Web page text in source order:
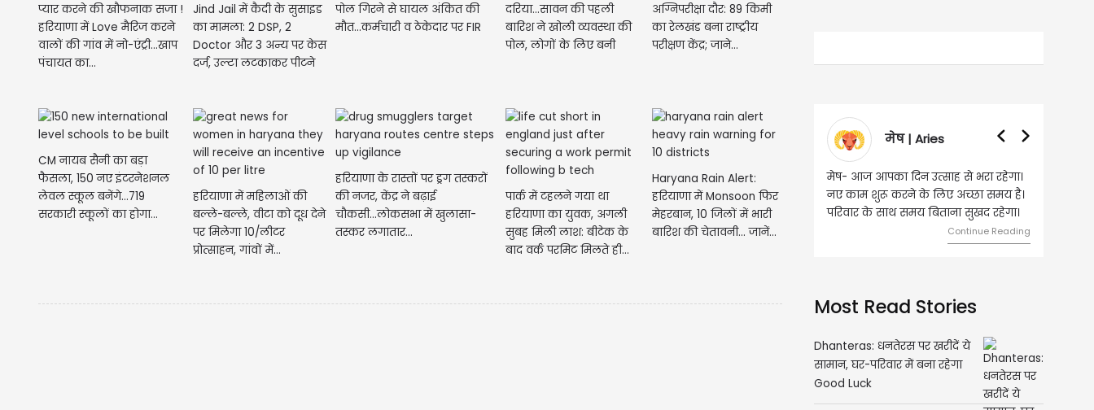
प्यार करने की खौफनाक सजा !
हरियाणा में Love मैरिज करने
वालों की गांव में नो-एंट्री...खाप
पंचायत का...
Jind Jail में कैदी के सुसाइड
का मामला: 2 DSP, 2
Doctor और 3 अन्य पर केस
दर्ज, उल्टा लटकाकर पीटने
पोल गिरने से घायल अंकित की
मौत...कर्मचारी व ठेकेदार पर FIR
दरिया...सावन की पहली
बारिश ने खोली व्यवस्था की
पोल, लोगों के लिए बनी
अग्निपरीक्षा दौर: 89 किमी
का रेलखंड बना राष्ट्रीय
परीक्षण केंद्र; जाने...
CM नायब सैनी का बड़ा
फैसला, 150 नए इंटरनेशनल
लेवल स्कूल बनेंगे...719
सरकारी स्कूलों का होगा...
हरियाणा में महिलाओं की
बल्ले-बल्ले, वीटा को दूध देने
पर मिलेगा 10/लीटर
प्रोत्साहन, गांवों में...
हरियाणा के रास्तों पर ड्रग तस्करों
की नजर, केंद्र ने बढ़ाई
चौकसी...लोकसभा में खुलासा-
तस्कर लगातार...
पार्क में टहलने गया था
हरियाणा का युवक, अगली
सुबह मिली लाश: बीटेक के
बाद वर्क परमिट मिलते ही...
Haryana Rain Alert:
हरियाणा में Monsoon फिर
मेहरबान, 10 जिलों में भारी
बारिश की चेतावनी... जानें...
मेष | Aries
मेष- आज आपका दिन उत्साह से भरा रहेगा।
नए काम शुरू करने के लिए अच्छा समय है।
परिवार के साथ समय बिताना सुखद रहेगा।
वृषभ | Taurus
वृष- आज का दिन इस राशि के
लिए शुभ रहने वाला है। धन और
मामलों में सफलता मिलेगी। मित्रों से
मेलजोल बढ़ेगा। आर्थिक निवेश सोच-
समझकर...
Most Read Stories
Dhanteras: धनतेरस पर खरीदें ये
सामान, घर-परिवार में बना रहेगा